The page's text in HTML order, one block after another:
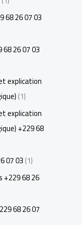
68 26 07 03
26 07 03
explication
(1)
explication
+229 68
07 03(1)
+229 68 26
68 26 07